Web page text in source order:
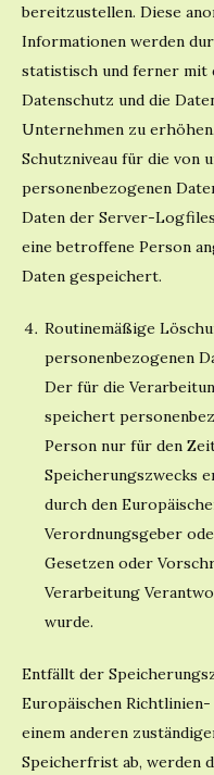
bereitzustellen. Diese
Informationen werden
statistisch und ferner mit
Datenschutz und die
Unternehmen zu
Schutzniveau für die von
personenbezogenen
Daten der Server-
eine betroffene Person
Daten gespeichert.
Routinemäßige
personenbezogenen
Der für die
speichert
Person nur für den
Speicherungszwecks
durch den
Verordnungsgeber
Gesetzen oder
Verarbeitung
wurde.
Entfällt der
Europäischen
einem anderen
Speicherfrist ab, werden